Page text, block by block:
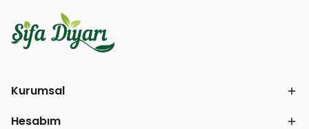
Kurumsal
Hesabım